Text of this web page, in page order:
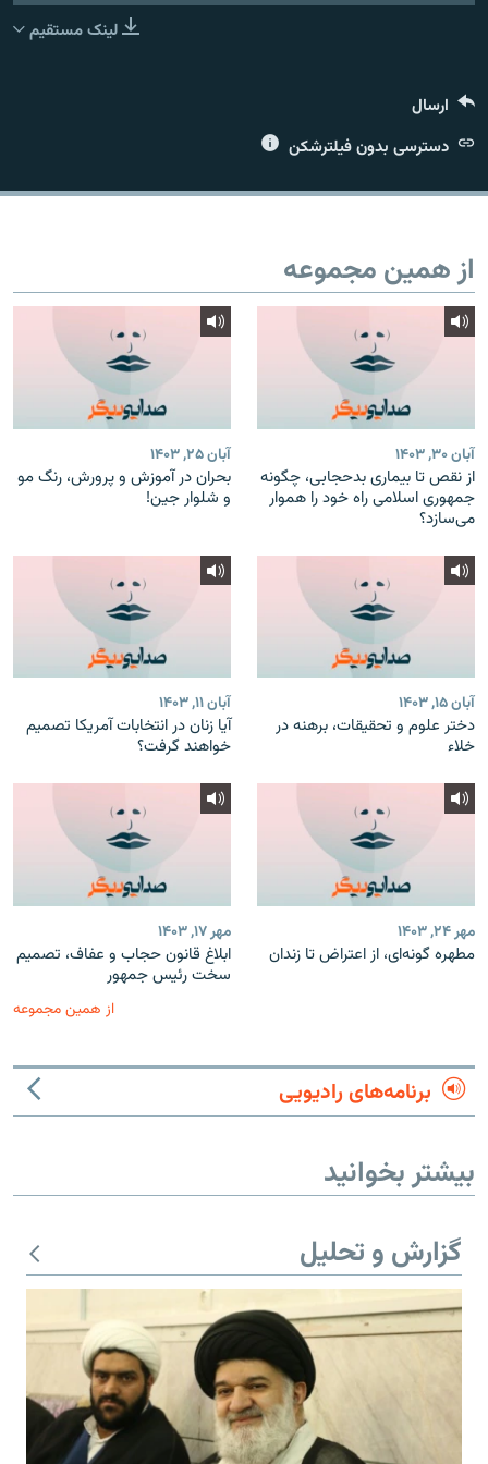
لینک مستقیم
ارسال
دسترسی بدون فیلترشکن
از همین مجموعه
آبان ۳۰, ۱۴۰۳
از نقص تا بیماری بدحجابی، چگونه
جمهوری اسلامی راه خود را هموار
می‌سازد؟
آبان ۲۵, ۱۴۰۳
بحران در آموزش و پرورش، رنگ مو
و شلوار جین!
آبان ۱۵, ۱۴۰۳
دختر علوم و تحقیقات، برهنه در
خلاء
آبان ۱۱, ۱۴۰۳
آیا زنان در انتخابات آمریکا تصمیم
خواهند گرفت؟
مهر ۲۴, ۱۴۰۳
مطهره گونه‌ای، از اعتراض تا زندان
مهر ۱۷, ۱۴۰۳
ابلاغ قانون حجاب و عفاف، تصمیم
سخت رئیس جمهور
از همین مجموعه
برنامه‌های رادیویی
بیشتر بخوانید
گزارش و تحلیل